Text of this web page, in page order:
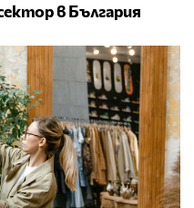
в България